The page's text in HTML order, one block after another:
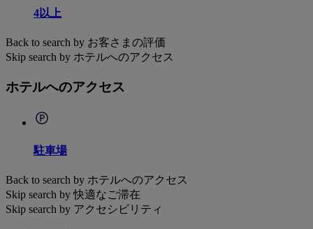
4以上
Back to search by お客さまの評価
Skip search by ホテルへのアクセス
ホテルへのアクセス
駐車場
Back to search by ホテルへのアクセス
Skip search by 快適なご滞在
Skip search by アクセシビリティ